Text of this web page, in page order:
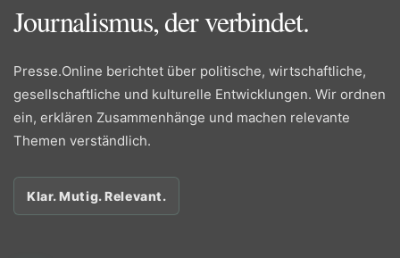
Journalismus, der verbindet.
Presse.Online berichtet über politische, wirtschaftliche,
gesellschaftliche und kulturelle Entwicklungen. Wir ordnen
ein, erklären Zusammenhänge und machen relevante
Themen verständlich.
Klar. Mutig. Relevant.